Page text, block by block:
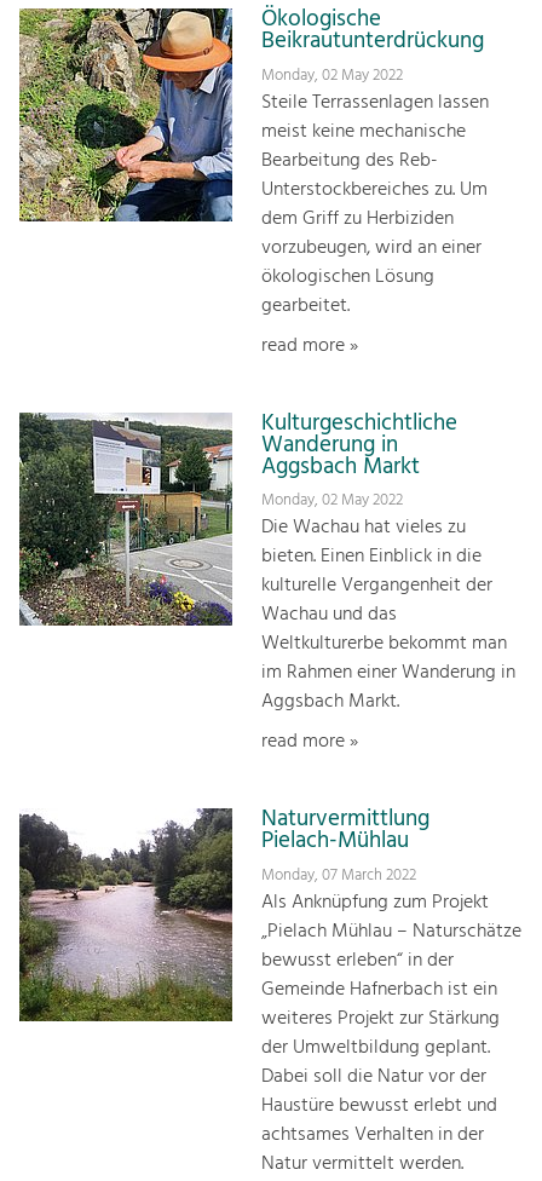
Ökologische
Beikrautunterdrückung
Monday, 02 May 2022
Steile Terrassenlagen lassen
meist keine mechanische
Bearbeitung des Reb-
Unterstockbereiches zu. Um
dem Griff zu Herbiziden
vorzubeugen, wird an einer
ökologischen Lösung
gearbeitet.
read more »
Kulturgeschichtliche
Wanderung in
Aggsbach Markt
Monday, 02 May 2022
Die Wachau hat vieles zu
bieten. Einen Einblick in die
kulturelle Vergangenheit der
Wachau und das
Weltkulturerbe bekommt man
im Rahmen einer Wanderung in
Aggsbach Markt.
read more »
Naturvermittlung
Pielach-Mühlau
Monday, 07 March 2022
Als Anknüpfung zum Projekt
„Pielach Mühlau – Naturschätze
bewusst erleben“ in der
Gemeinde Hafnerbach ist ein
weiteres Projekt zur Stärkung
der Umweltbildung geplant.
Dabei soll die Natur vor der
Haustüre bewusst erlebt und
achtsames Verhalten in der
Natur vermittelt werden.